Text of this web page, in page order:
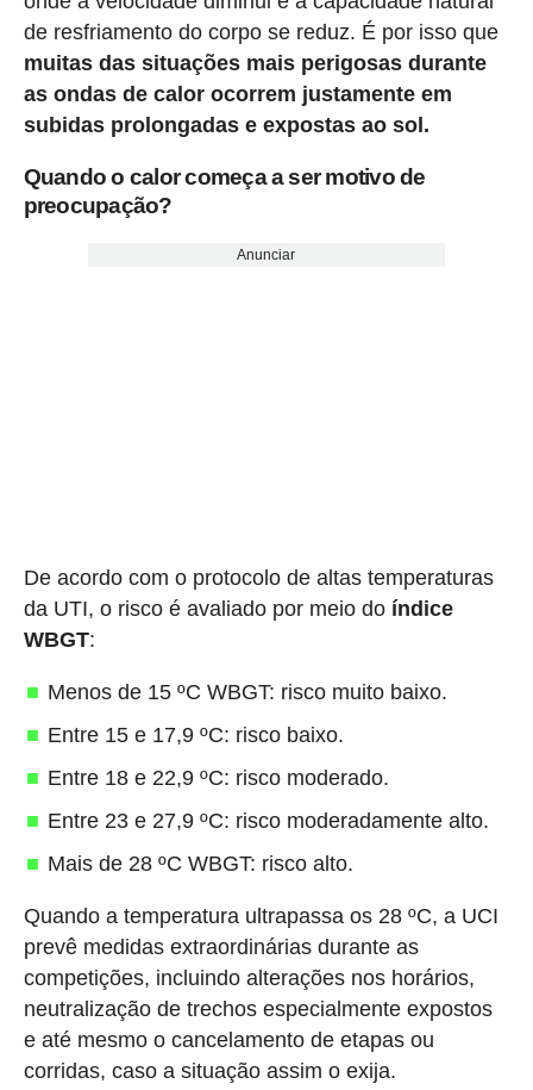
de resfriamento do corpo se reduz. É por isso que
muitas das situações mais perigosas durante
as ondas de calor ocorrem justamente em
subidas prolongadas e expostas ao sol.
Quando o calor começa a ser motivo de
preocupação?
Anunciar
De acordo com o protocolo de altas temperaturas
da UTI, o risco é avaliado por meio do índice
WBGT:
Menos de 15 ºC WBGT: risco muito baixo.
Entre 15 e 17,9 ºC: risco baixo.
Entre 18 e 22,9 ºC: risco moderado.
Entre 23 e 27,9 ºC: risco moderadamente alto.
Mais de 28 ºC WBGT: risco alto.
Quando a temperatura ultrapassa os 28 ºC, a UCI
prevê medidas extraordinárias durante as
competições, incluindo alterações nos horários,
neutralização de trechos especialmente expostos
e até mesmo o cancelamento de etapas ou
corridas, caso a situação assim o exija.